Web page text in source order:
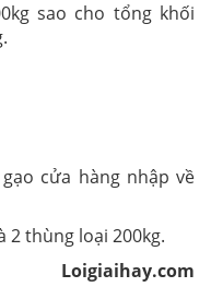
sao cho tổng khối
cửa hàng nhập về
2 thùng loại 200kg.
Loigiaihay.com